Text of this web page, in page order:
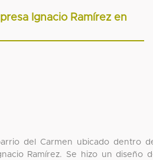
Ignacio Ramírez en
del Carmen ubicado dentro
Ramírez. Se hizo un diseño